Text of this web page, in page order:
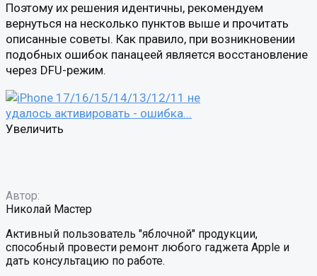
Поэтому их решения идентичны, рекомендуем
вернуться на несколько пунктов выше и прочитать
описанные советы. Как правило, при возникновении
подобных ошибок панацеей является восстановление
через DFU-режим.
Увеличить
Автор:
Николай Мастер
Активный пользователь "яблочной" продукции,
способный провести ремонт любого гаджета Apple и
дать консультацию по работе.